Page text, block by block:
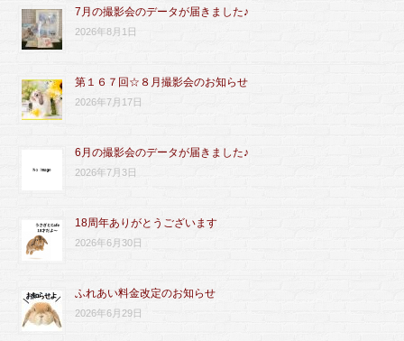
7月の撮影会のデータが届きました♪
2026年8月1日
第１６７回☆８月撮影会のお知らせ
2026年7月17日
6月の撮影会のデータが届きました♪
2026年7月3日
18周年ありがとうございます
2026年6月30日
ふれあい料金改定のお知らせ
2026年6月29日